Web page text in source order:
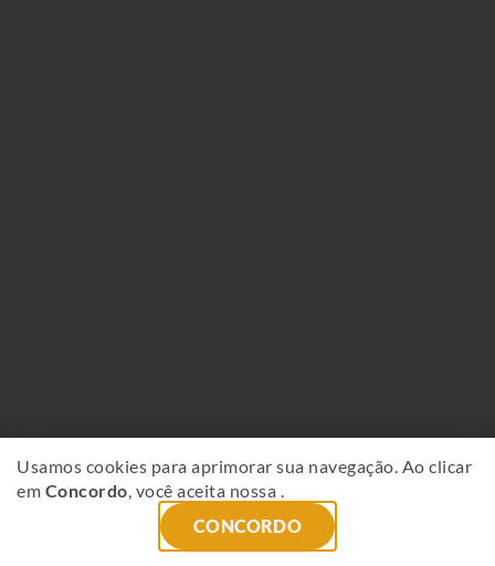
CONCORDO
Usamos cookies para aprimorar sua navegação. Ao clicar
em Concordo, você aceita nossa .